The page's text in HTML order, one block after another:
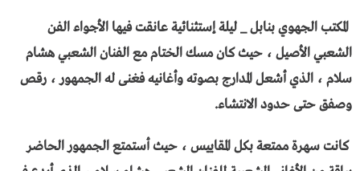
المكتب الجهوي بنابل _ ليلة إستثنائية عانقت فيها الأجواء الفن
الشعبي الأصيل ، حيث كان مسك الختام مع الفنان الشعبي هشام
سلام ، الذي أشعل المدارج بصوته وأغانيه فغنى له الجمهور ، رقص
وصفق حتى حدود الانتشاء.
كانت سهرة ممتعة بكل المقاييس ، حيث أستمتع الجمهور الحاضر